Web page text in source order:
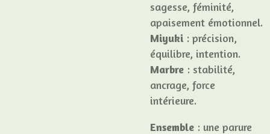
sagesse, féminité,
apaisement émotionnel.
Miyuki : précision,
équilibre, intention.
Marbre : stabilité,
ancrage, force
intérieure.
Ensemble : une parure